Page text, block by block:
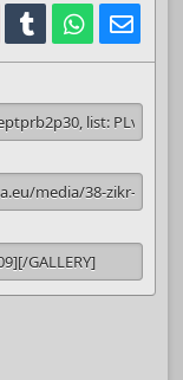
s
Pinterest
Tumblr WhatsApp